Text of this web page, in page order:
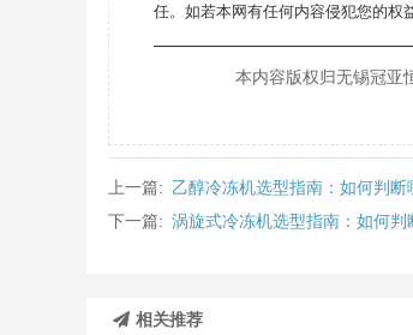
任。如若本网有任何内容侵犯您的权
本内容版权归无锡冠亚
上一篇: 乙醇冷冻机选型指南：如何判断
下一篇: 涡旋式冷冻机选型指南：如何
相关推荐